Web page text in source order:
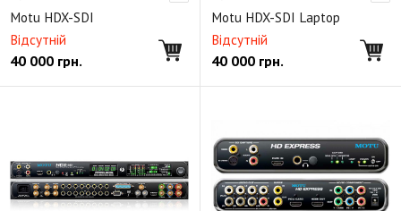
Motu HDX-SDI
Відсутній
40 000 грн.
Motu HDX-SDI Laptop
Відсутній
40 000 грн.